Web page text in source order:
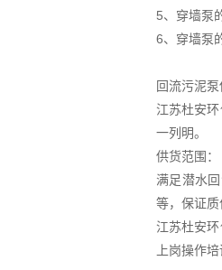
5、穿墙泵
6、穿墙泵
回流污泥
江苏杜安
一列明。
供货范围：
满足潜水
等，保证
江苏杜安
上岗操作